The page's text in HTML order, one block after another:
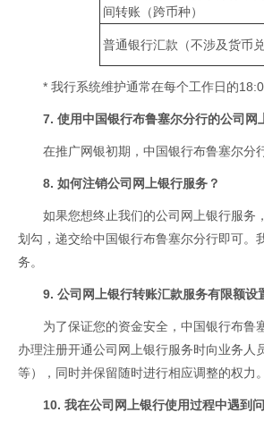
间转账（跨币种）
普通银行汇款（不涉及货币兑
* 我行系统维护通常在每个工作日的
7. 使用中国银行布鲁塞尔分行的公司网
在推广网银初期，中国银行布鲁塞尔分
8. 如何注销公司网上银行服务？
如果您想终止我们的公司网上银行服务
划勾，递交给中国银行布鲁塞尔分行即可。
务。
9. 公司网上银行转账汇款服务有限额设
为了保证您的资金安全，中国银行布鲁
办理注册开通公司网上银行服务时向业务
等），同时并保留随时进行相应调整的权力。
10. 我在公司网上银行使用过程中遇到